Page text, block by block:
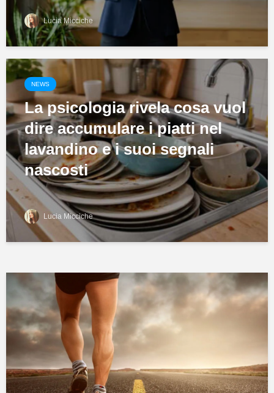
Lucia Micciche
NEWS
La psicologia rivela cosa vuol
dire accumulare i piatti nel
lavandino e i suoi segnali
nascosti
Lucia Micciche